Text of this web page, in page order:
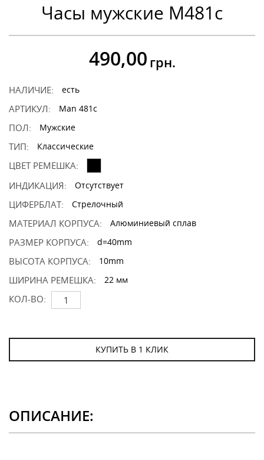
Часы мужские M481c
490,00 грн.
НАЛИЧИЕ: есть
АРТИКУЛ: Man 481c
ПОЛ: Мужские
ТИП: Классические
ЦВЕТ РЕМЕШКА:
ИНДИКАЦИЯ:
Отсутствует
ЦИФЕРБЛАТ: Стрелочный
МАТЕРИАЛ КОРПУСА: Алюминиевый сплав
РАЗМЕР КОРПУСА: d=40mm
ВЫСОТА КОРПУСА: 10mm
ШИРИНА РЕМЕШКА: 22 мм
КОЛ-ВО:
КУПИТЬ В 1 КЛИК
ОПИСАНИЕ: